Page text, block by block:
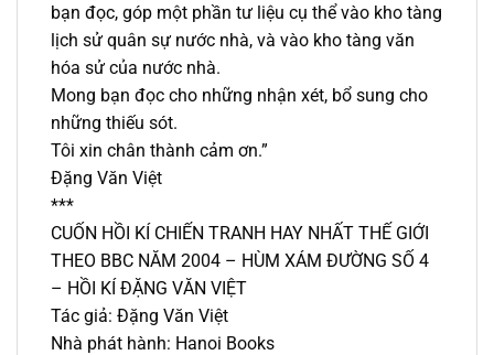
bạn đọc, góp một phần tư liệu cụ thể vào kho tàng
lịch sử quân sự nước nhà, và vào kho tàng văn
hóa sử của nước nhà.
Mong bạn đọc cho những nhận xét, bổ sung cho
những thiếu sót.
Tôi xin chân thành cảm ơn.”
Đặng Văn Việt
***
CUỐN HỒI KÍ CHIẾN TRANH HAY NHẤT THẾ GIỚI
THEO BBC NĂM 2004 – HÙM XÁM ĐƯỜNG SỐ 4
– HỒI KÍ ĐẶNG VĂN VIỆT
Tác giả: Đặng Văn Việt
Nhà phát hành: Hanoi Books